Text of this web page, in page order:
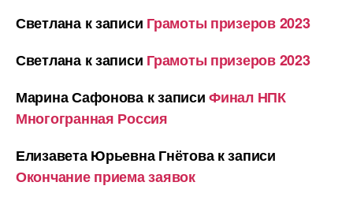
Светланак записи Грамоты призеров 2023
Светланак записи Грамоты призеров 2023
Марина Сафоновак записиФинал НПК
Многогранная Россия
Елизавета Юрьевна Гнётовак записи
Окончание приема заявок